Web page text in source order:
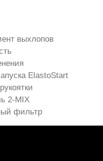
выхлопов
ElastoStart
2-MIX
фильтр